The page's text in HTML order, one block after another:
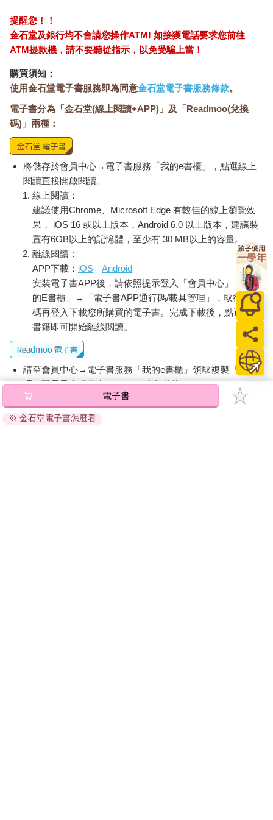
提醒您！！
金石堂及銀行均不會請您操作ATM! 如接獲電話要求您前往
ATM提款機，請不要聽從指示，以免受騙上當！
購買須知：
使用金石堂電子書服務即為同意金石堂電子書服務條款。
電子書分為「金石堂(線上閱讀+APP)」及「Readmoo(兌換
碼)」兩種：
將儲存於會員中心→電子書服務「我的e書櫃」，點選線上
閱讀直接開啟閱讀。
線上閱讀：
建議使用Chrome、Microsoft Edge 有較佳的線上瀏覽效
果， iOS 16 或以上版本，Android 6.0 以上版本，建議裝
置有6GB以上的記憶體，至少有 30 MB以上的容量。
離線閱讀：
APP下載： iOS
Android
安裝電子書APP後，請依照提示登入「會員中心」→「我
的E書櫃」→「電子書APP通行碼/載具管理」，取得通行
碼再登入下載您所購買的電子書。完成下載後，點選任一
書籍即可開始離線閱讀。
請至會員中心→電子書服務「我的e書櫃」領取複製『兌換
碼』至電子書服務商Readmoo進行兌換。
退換貨須知：
因版權保護，您在金石堂所購買的電子書僅能以金石堂專屬
電子書
※ 金石堂電子書怎麼看